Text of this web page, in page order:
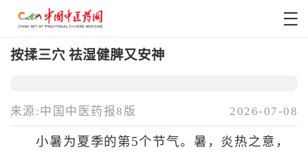
按揉三穴 祛湿健脾又安神
来源:中国中医药报8版 2026-07-08
小暑为夏季的第5个节气。暑，炎热之意，